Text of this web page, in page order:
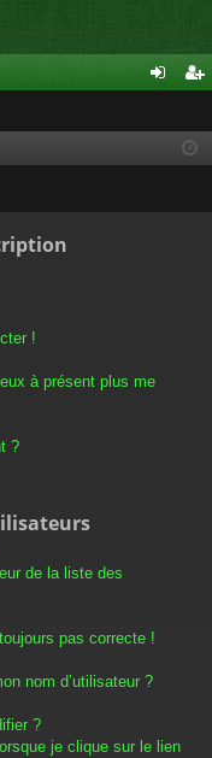
cri
!
à présent plus me
?
de la liste des
pas correcte !
nom d’utilisateur ?
?
je clique sur le lien